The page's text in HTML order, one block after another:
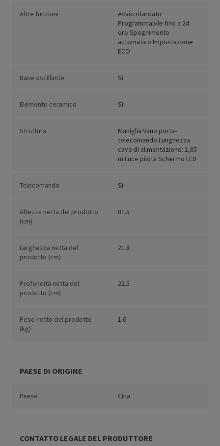
Altre funzioni
Avvio ritardato
Programmabile fino a 24
ore Spegnimento
automatico Impostazione
ECO
Base oscillante Sì
Elemento ceramico Sì
Struttura
Maniglia Vano porta-
telecomando Lunghezza
cavo di alimentazione: 1,85
m Luce pilota Schermo LED
Telecomando Sì
Altezza netta del prodotto
(cm)
81.5
Larghezza netta del
prodotto (cm)
21.8
Profondità netta del
prodotto (cm)
22.5
Peso netto del prodotto
(kg)
1.6
PAESE DI ORIGINE
Paese Cina
CONTATTO LEGALE DEL PRODUTTORE